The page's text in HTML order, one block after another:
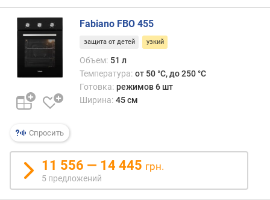
я
(
к
Спросить
Fabiano FBO 455
защита от детей узкий
Объем: 51 л
Температура: от 50 °C, до 250 °C
Готовка: режимов 6 шт
Ширина: 45 см
11 556 — 14 445 грн.
5 предложений